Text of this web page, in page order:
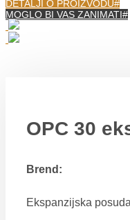
DETALJI O PROIZVODU
MOGLO BI VAS ZANIMATI
OPC 30
Brend:
Ekspanzijska posuda